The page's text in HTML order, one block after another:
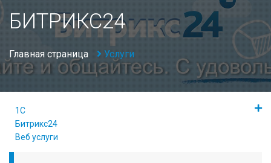
БИТРИКС24
Главная страница Услуги
1С
Битрикс24
Веб услуги